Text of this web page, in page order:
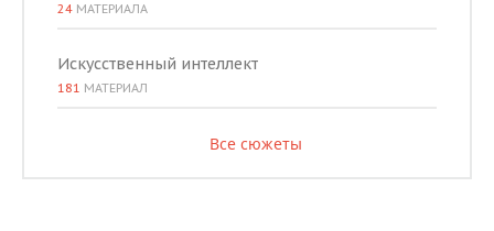
24 МАТЕРИАЛА
Искусственный интеллект
181 МАТЕРИАЛ
Все сюжеты